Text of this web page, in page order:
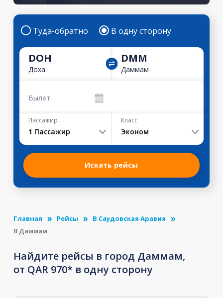
Туда-обратно В одну сторону
DOH
Доха
DMM
Даммам
Вылет
Пассажир
1 Пассажир
Класс
Эконом
Искать рейсы
Главная Рейсы
В Саудовская Аравия
В Даммам
Найдите рейсы в город Даммам,
от QAR 970* в одну сторону